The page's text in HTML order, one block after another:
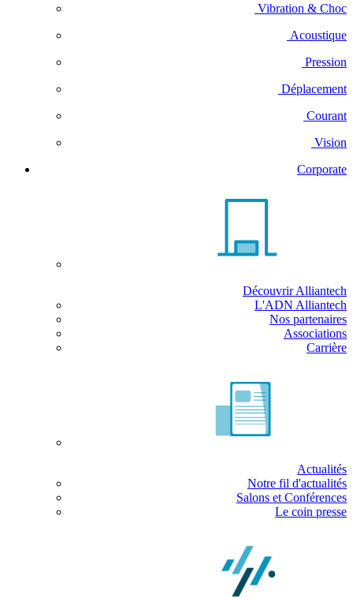
Vibration & Choc
Acoustique
Pression
Déplacement
Courant
Vision
Corporate
Découvrir Alliantech
L'ADN Alliantech
Nos partenaires
Associations
Carrière
Actualités
Notre fil d'actualités
Salons et Conférences
Le coin presse